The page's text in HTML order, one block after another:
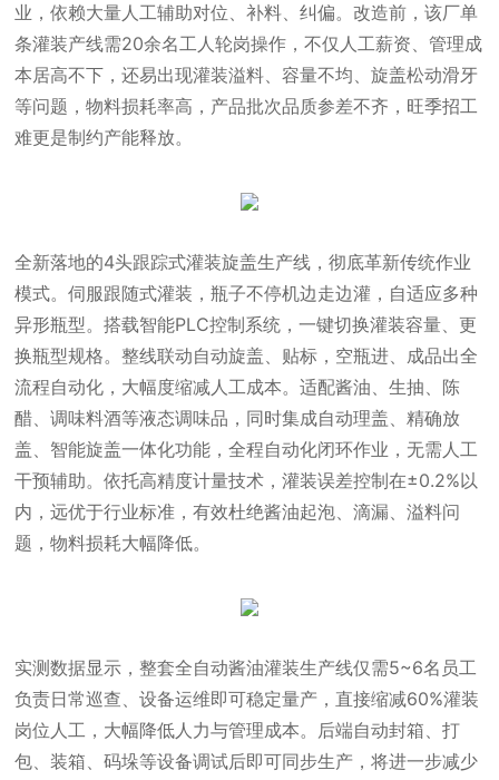
业，依赖大量人工辅助对位、补料、纠偏。改造前，该厂单
条灌装产线需20余名工人轮岗操作，不仅人工薪资、管理成
本居高不下，还易出现灌装溢料、容量不均、旋盖松动滑牙
等问题，物料损耗率高，产品批次品质参差不齐，旺季招工
难更是制约产能释放。
全新落地的4头跟踪式灌装旋盖生产线，彻底革新传统作业
模式。伺服跟随式灌装，瓶子不停机边走边灌，自适应多种
异形瓶型。搭载智能PLC控制系统，一键切换灌装容量、更
换瓶型规格。整线联动自动旋盖、贴标，空瓶进、成品出全
流程自动化，大幅度缩减人工成本。适配酱油、生抽、陈
醋、调味料酒等液态调味品，同时集成自动理盖、精确放
盖、智能旋盖一体化功能，全程自动化闭环作业，无需人工
干预辅助。依托高精度计量技术，灌装误差控制在±0.2%以
内，远优于行业标准，有效杜绝酱油起泡、滴漏、溢料问
题，物料损耗大幅降低。
实测数据显示，整套全自动酱油灌装生产线仅需5~6名员工
负责日常巡查、设备运维即可稳定量产，直接缩减60%灌装
岗位人工，大幅降低人力与管理成本。后端自动封箱、打
包、装箱、码垛等设备调试后即可同步生产，将进一步减少